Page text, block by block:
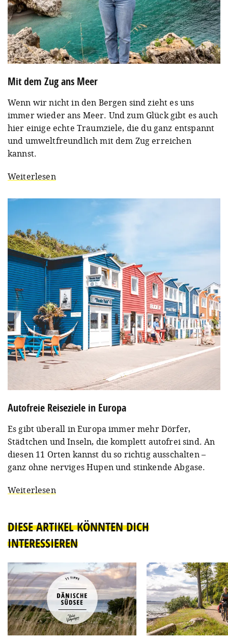
Mit dem Zug ans Meer
Wenn wir nicht in den Bergen sind zieht es uns
immer wieder ans Meer. Und zum Glück gibt es auch
hier einige echte Traumziele, die du ganz entspannt
und umweltfreundlich mit dem Zug erreichen
kannst.
Weiterlesen
Autofreie Reiseziele in Europa
Es gibt überall in Europa immer mehr Dörfer,
Städtchen und Inseln, die komplett autofrei sind. An
diesen 11 Orten kannst du so richtig ausschalten –
ganz ohne nerviges Hupen und stinkende Abgase.
Weiterlesen
DIESE ARTIKEL KÖNNTEN DICH
INTERESSIEREN